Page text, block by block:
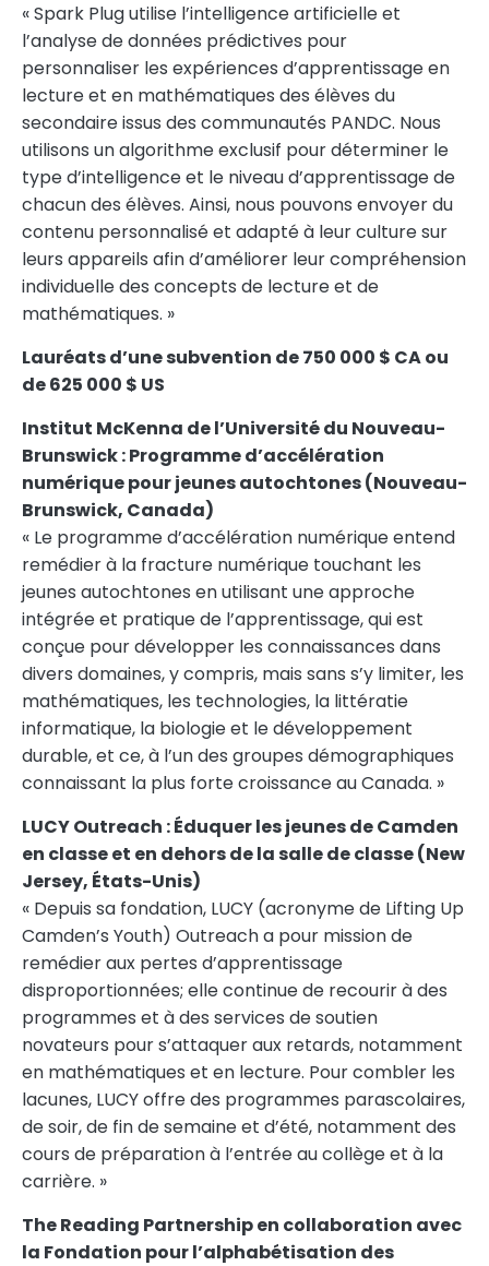
« Spark Plug utilise l’intelligence artificielle et
l’analyse de données prédictives pour
personnaliser les expériences d’apprentissage en
lecture et en mathématiques des élèves du
secondaire issus des communautés PANDC. Nous
utilisons un algorithme exclusif pour déterminer le
type d’intelligence et le niveau d’apprentissage de
chacun des élèves. Ainsi, nous pouvons envoyer du
contenu personnalisé et adapté à leur culture sur
leurs appareils afin d’améliorer leur compréhension
individuelle des concepts de lecture et de
mathématiques. »
Lauréats d’une subvention de 750 000 $ CA ou
de 625 000 $ US
Institut McKenna de l’Université du Nouveau-
Brunswick : Programme d’accélération
numérique pour jeunes autochtones (Nouveau-
Brunswick, Canada)
« Le programme d’accélération numérique entend
remédier à la fracture numérique touchant les
jeunes autochtones en utilisant une approche
intégrée et pratique de l’apprentissage, qui est
conçue pour développer les connaissances dans
divers domaines, y compris, mais sans s’y limiter, les
mathématiques, les technologies, la littératie
informatique, la biologie et le développement
durable, et ce, à l’un des groupes démographiques
connaissant la plus forte croissance au Canada. »
LUCY Outreach : Éduquer les jeunes de Camden
en classe et en dehors de la salle de classe (New
Jersey, États-Unis)
« Depuis sa fondation, LUCY (acronyme de Lifting Up
Camden’s Youth) Outreach a pour mission de
remédier aux pertes d’apprentissage
disproportionnées; elle continue de recourir à des
programmes et à des services de soutien
novateurs pour s’attaquer aux retards, notamment
en mathématiques et en lecture. Pour combler les
lacunes, LUCY offre des programmes parascolaires,
de soir, de fin de semaine et d’été, notamment des
cours de préparation à l’entrée au collège et à la
carrière. »
The Reading Partnership en collaboration avec
la Fondation pour l’alphabétisation des